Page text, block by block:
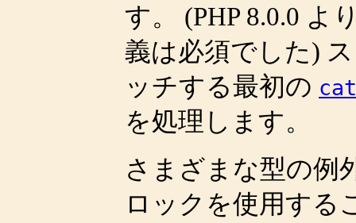
す。 (PHP 8.0.0 よ
義は必須でした)
ッチする最初の
を処理します。
さまざまな型の例
ロックを使用する